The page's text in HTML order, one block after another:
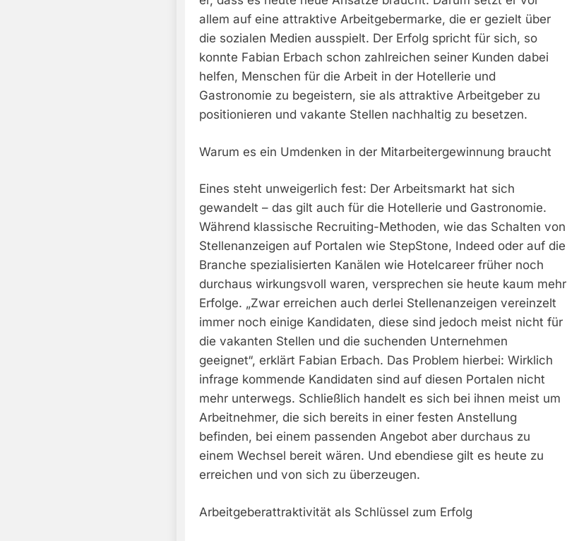
allem auf eine attraktive Arbeitgebermarke, die er gezielt über
die sozialen Medien ausspielt. Der Erfolg spricht für sich, so
konnte Fabian Erbach schon zahlreichen seiner Kunden dabei
helfen, Menschen für die Arbeit in der Hotellerie und
Gastronomie zu begeistern, sie als attraktive Arbeitgeber zu
positionieren und vakante Stellen nachhaltig zu besetzen.
Warum es ein Umdenken in der Mitarbeitergewinnung braucht
Eines steht unweigerlich fest: Der Arbeitsmarkt hat sich
gewandelt – das gilt auch für die Hotellerie und Gastronomie.
Während klassische Recruiting-Methoden, wie das Schalten von
Stellenanzeigen auf Portalen wie StepStone, Indeed oder auf die
Branche spezialisierten Kanälen wie Hotelcareer früher noch
durchaus wirkungsvoll waren, versprechen sie heute kaum mehr
Erfolge. „Zwar erreichen auch derlei Stellenanzeigen vereinzelt
immer noch einige Kandidaten, diese sind jedoch meist nicht für
die vakanten Stellen und die suchenden Unternehmen
geeignet“, erklärt Fabian Erbach. Das Problem hierbei: Wirklich
infrage kommende Kandidaten sind auf diesen Portalen nicht
mehr unterwegs. Schließlich handelt es sich bei ihnen meist um
Arbeitnehmer, die sich bereits in einer festen Anstellung
befinden, bei einem passenden Angebot aber durchaus zu
einem Wechsel bereit wären. Und ebendiese gilt es heute zu
erreichen und von sich zu überzeugen.
Arbeitgeberattraktivität als Schlüssel zum Erfolg